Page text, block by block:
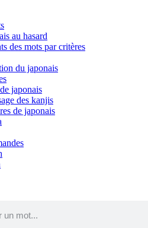
au hasard
des mots par critères
du japonais
japonais
des kanjis
de japonais